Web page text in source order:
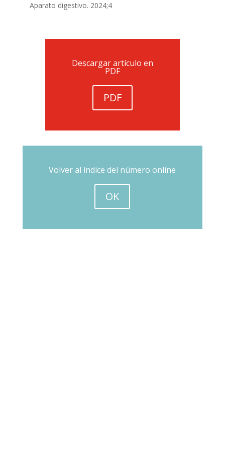
Aparato digestivo. 2024;4
Descargar artículo en
PDF
PDF
Volver al índice del número online
OK